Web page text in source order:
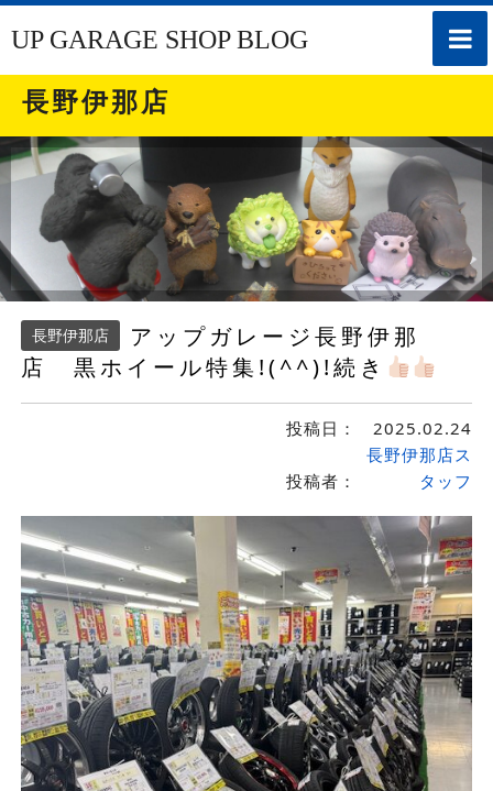
toggle
UP GARAGE SHOP BLOG
長野伊那店
長野伊那店
アップガレージ長野伊那
店 黒ホイール特集!(^^)!続き
投稿日： 2025.02.24
投稿者：
長野伊那店ス
タッフ